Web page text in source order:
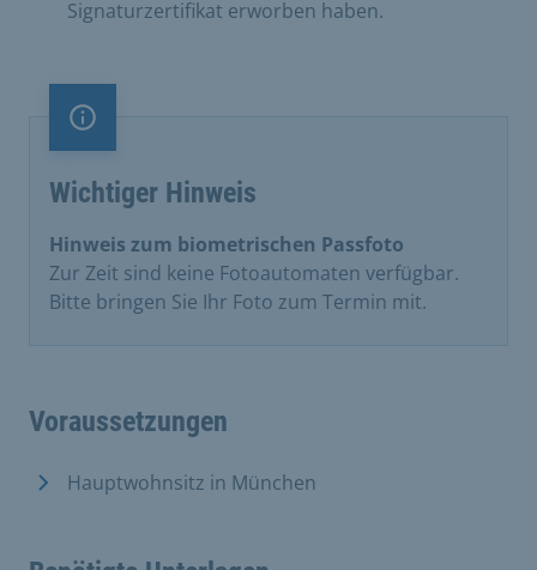
Signaturzertifikat erworben haben.
Information
Wichtiger Hinweis
Hinweis zum biometrischen Passfoto
Zur Zeit sind keine Fotoautomaten verfügbar.
Bitte bringen Sie Ihr Foto zum Termin mit.
Voraussetzungen
Hauptwohnsitz in München